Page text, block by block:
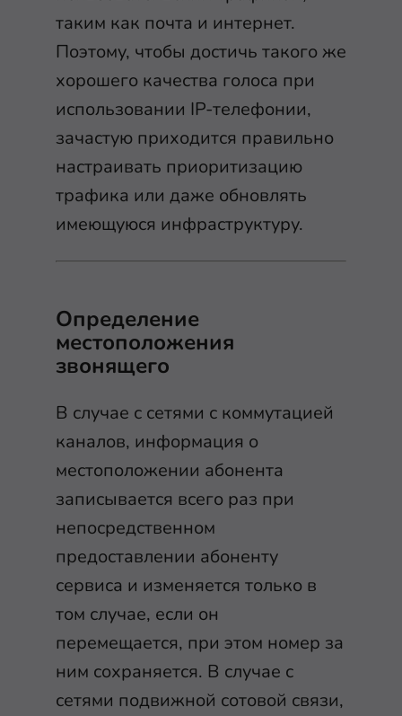
таким как почта и интернет.
Поэтому, чтобы достичь такого же
хорошего качества голоса при
использовании IP-телефонии,
зачастую приходится правильно
настраивать приоритизацию
трафика или даже обновлять
имеющуюся инфраструктуру.
Определение
местоположения
звонящего
В случае с сетями с коммутацией
каналов, информация о
местоположении абонента
записывается всего раз при
непосредственном
предоставлении абоненту
сервиса и изменяется только в
том случае, если он
перемещается, при этом номер за
ним сохраняется. В случае с
сетями подвижной сотовой связи,